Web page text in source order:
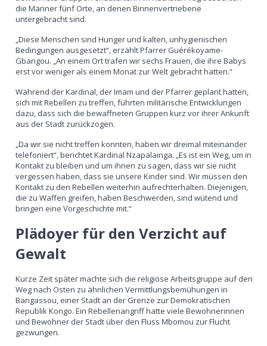
die Männer fünf Orte, an denen Binnenvertriebene
untergebracht sind.
„Diese Menschen sind Hunger und kalten, unhygienischen
Bedingungen ausgesetzt“, erzählt Pfarrer Guérékoyame-
Gbangou. „An einem Ort trafen wir sechs Frauen, die ihre Babys
erst vor weniger als einem Monat zur Welt gebracht hatten.“
Während der Kardinal, der Imam und der Pfarrer geplant hatten,
sich mit Rebellen zu treffen, führten militärische Entwicklungen
dazu, dass sich die bewaffneten Gruppen kurz vor ihrer Ankunft
aus der Stadt zurückzogen.
„Da wir sie nicht treffen konnten, haben wir dreimal miteinander
telefoniert“, berichtet Kardinal Nzapalainga. „Es ist ein Weg, um in
Kontakt zu bleiben und um ihnen zu sagen, dass wir sie nicht
vergessen haben, dass sie unsere Kinder sind. Wir müssen den
Kontakt zu den Rebellen weiterhin aufrechterhalten. Diejenigen,
die zu Waffen greifen, haben Beschwerden, sind wütend und
bringen eine Vorgeschichte mit.“
Plädoyer für den Verzicht auf
Gewalt
Kurze Zeit später machte sich die religiöse Arbeitsgruppe auf den
Weg nach Osten zu ähnlichen Vermittlungsbemühungen in
Bangassou, einer Stadt an der Grenze zur Demokratischen
Republik Kongo. Ein Rebellenangriff hatte viele Bewohnerinnen
und Bewohner der Stadt über den Fluss Mbomou zur Flucht
gezwungen.